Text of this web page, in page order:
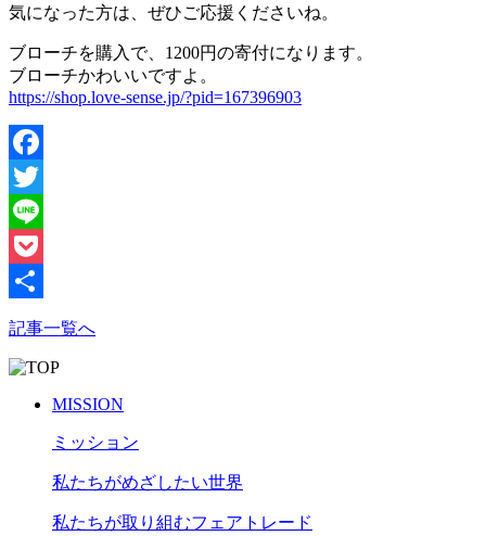
気になった方は、ぜひご応援くださいね。
ブローチを購入で、1200円の寄付になります。
ブローチかわいいですよ。
https://shop.love-sense.jp/?pid=167396903
Facebook
Twitter
Line
Pocket
記事一覧へ
MISSION
ミッション
私たちがめざしたい世界
私たちが取り組むフェアトレード